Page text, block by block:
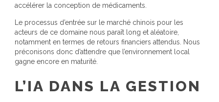
accélérer la conception de médicaments.
Le processus d’entrée sur le marché chinois pour les
acteurs de ce domaine nous paraît long et aléatoire,
notamment en termes de retours financiers attendus. Nous
préconisons donc d’attendre que l’environnement local
gagne encore en maturité.
L’IA DANS LA GESTION